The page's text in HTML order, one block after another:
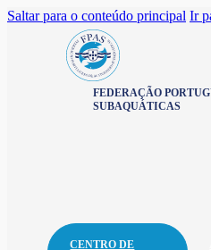
Saltar para o conteúdo principal Ir
FEDERAÇÃO
SUBAQUÁTICAS
CENTRO DE